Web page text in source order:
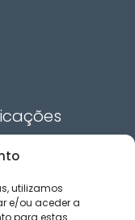
utilizamos
e/ou aceder a
para estas